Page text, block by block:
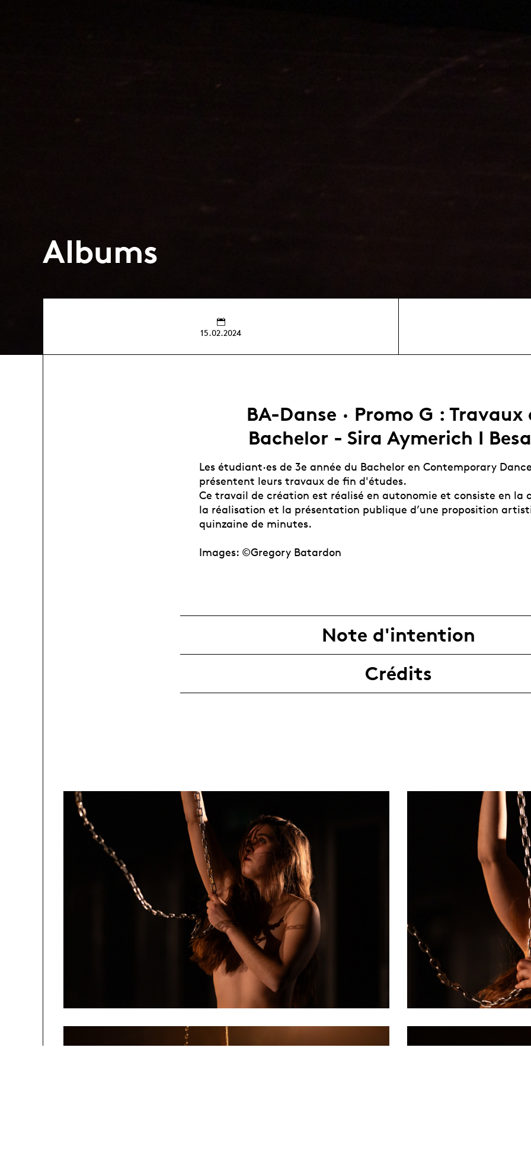
Albums
15.02.2024
BA-Danse · Promo G : Travaux
Bachelor - Sira Aymerich I
Les étudiant·es de 3e année du Bachelor en Contemporary
présentent leurs travaux de fin d'études.
Ce travail de création est réalisé en autonomie et consiste en la
la réalisation et la présentation publique d’une proposition
quinzaine de minutes.
Images: ©Gregory Batardon
Note d'intention
Crédits